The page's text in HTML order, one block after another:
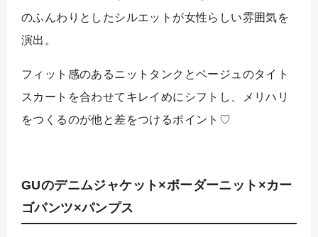
のふんわりとしたシルエットが女性らしい雰囲気を
演出。
フィット感のあるニットタンクとベージュのタイト
スカートを合わせてキレイめにシフトし、メリハリ
をつくるのが他と差をつけるポイント♡
GUのデニムジャケット×ボーダーニット×カー
ゴパンツ×パンプス